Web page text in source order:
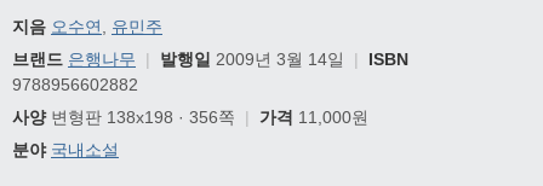
지음 오수연
유민주
브랜드 은행나무 | 발행일 2009년 3월 14일 |
ISBN
9788956602882
사양변형판 138x198 · 356쪽 | 가격 11,000원
분야 국내소설